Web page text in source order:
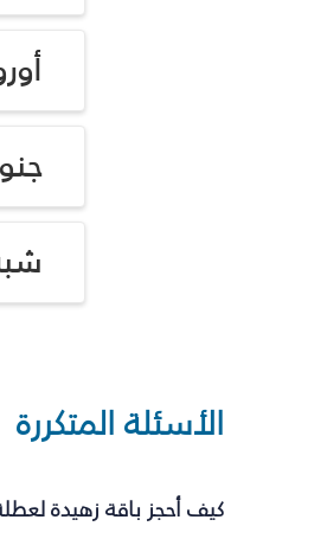
الأسئلة المتكررة
كيف أحجز باقة زهيدة